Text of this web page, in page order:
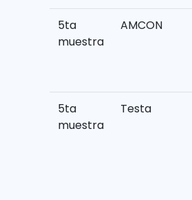
5ta
muestra
AMCON
5ta
muestra
Testa